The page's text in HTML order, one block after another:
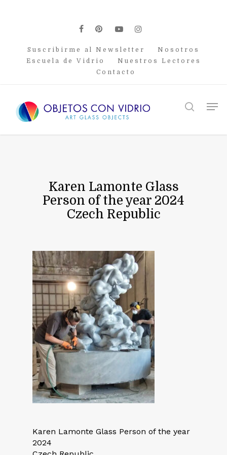
facebook
pinterest
youtubeinstagram
Suscribirme al Newsletter
Nosotros
Escuela de Vidrio
Nuestros Lectores
Contacto
search
Karen Lamonte Glass
Person of the year 2024
Czech Republic
Karen Lamonte Glass Person of the year
2024